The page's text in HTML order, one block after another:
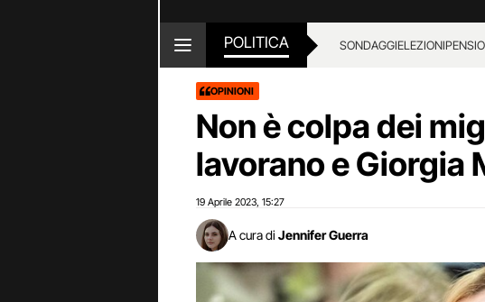
POLITICA SONDAGGIELEZIONI
OPINIONI
Non è colpa dei
lavorano e Giorgia
19 Aprile 2023 15:27
A cura di Jennifer Guerra